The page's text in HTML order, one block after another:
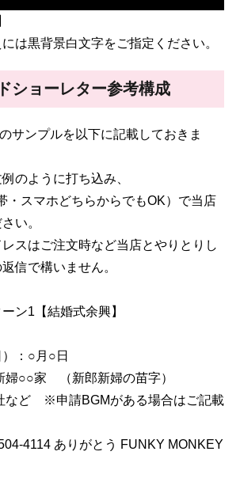
は黒背景白文字をご指定ください。
ショーレター参考構成
サンプルを以下に記載しておきま
のように打ち込み、
・スマホどちらからでもOK）で当店
い。
スはご注文時など当店とやりとりし
信で構いません。
ン1【結婚式余興】
：○月○日
○○家 （新郎新婦の苗字）
など ※申請BGMがある場合はご記載
4114 ありがとう FUNKY MONKEY